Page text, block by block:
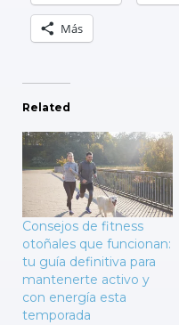
Más
Related
Consejos de fitness
otoñales que funcionan:
tu guía definitiva para
mantenerte activo y
con energía esta
temporada